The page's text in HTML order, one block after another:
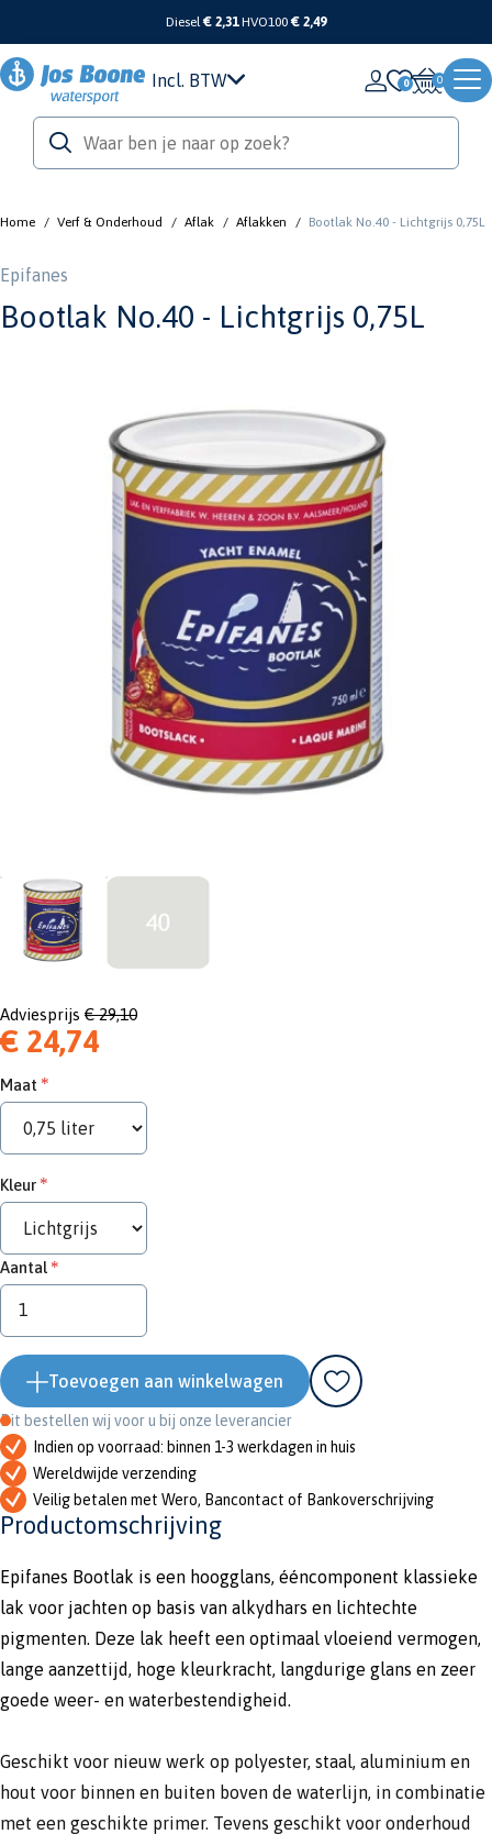
Diesel€ 2,31 HVO100 € 2,49
Incl. BTW 0
Home / Verf & Onderhoud / Aflak / Aflakken / Bootlak No.40 - Lichtgrijs 0,75L
Epifanes
Bootlak No.40 - Lichtgrijs 0,75L
Adviesprijs € 29,10
€ 24,74
Maat
Kleur
Aantal
Toevoegen aan winkelwagen
Dit bestellen wij voor u bij onze leverancier
Indien op voorraad: binnen 1-3 werkdagen in huis
Wereldwijde verzending
Veilig betalen met Wero, Bancontact of Bankoverschrijving
Productomschrijving
Epifanes Bootlak is een hoogglans, ééncomponent klassieke
lak voor jachten op basis van alkydhars en lichtechte
pigmenten. Deze lak heeft een optimaal vloeiend vermogen,
lange aanzettijd, hoge kleurkracht, langdurige glans en zeer
goede weer- en waterbestendigheid.
Geschikt voor nieuw werk op polyester, staal, aluminium en
hout voor binnen en buiten boven de waterlijn, in combinatie
met een geschikte primer. Tevens geschikt voor onderhoud